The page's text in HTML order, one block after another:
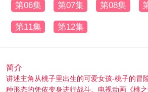
第06集 第07集 第08集
第11集 第12集
简介
讲述主角从桃子里出生的可爱女孩-桃子的冒
种形态的凭依变身进行战斗。电视动画《桃